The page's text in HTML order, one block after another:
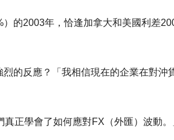
的2003年，恰逢加拿大和美國利差
的反應？「我相信現在的企業在對沖
正學會了如何應對FX（外匯）波動。